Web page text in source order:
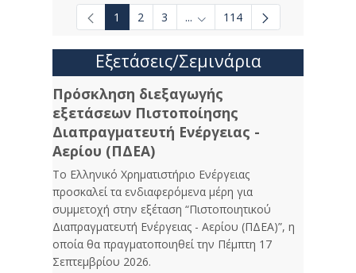
1 2 3 ... Ενδιάμεσες σελίδες Use TAB
114
Εξετάσεις/Σεμινάρια
Πρόσκληση διεξαγωγής
εξετάσεων Πιστοποίησης
Διαπραγματευτή Ενέργειας -
Αερίου (ΠΔΕΑ)
Το Ελληνικό Χρηματιστήριο Ενέργειας
προσκαλεί τα ενδιαφερόμενα μέρη για
συμμετοχή στην εξέταση “Πιστοποιητικού
Διαπραγματευτή Ενέργειας - Αερίου (ΠΔΕΑ)”, η
οποία θα πραγματοποιηθεί την Πέμπτη 17
Σεπτεμβρίου 2026.